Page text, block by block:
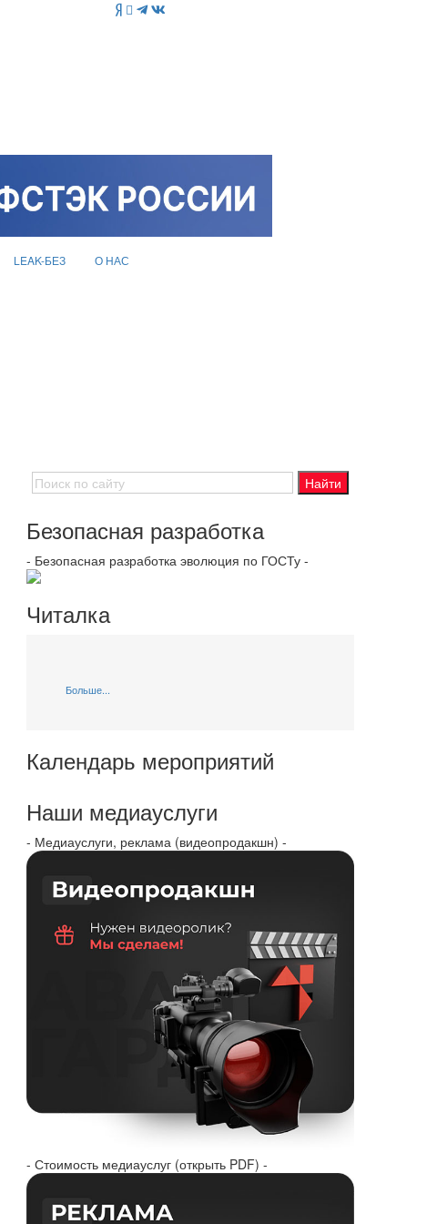
LEAK-БЕЗ О НАС
Безопасная разработка
- Безопасная разработка эволюция по ГОСТу -
Читалка
Больше...
Календарь мероприятий
Наши медиауслуги
- Медиауслуги, реклама (видеопродакшн) -
- Стоимость медиауслуг (открыть PDF) -